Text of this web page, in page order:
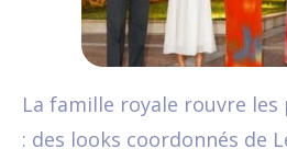
La famille royale rouvre
: des looks coordonnés de